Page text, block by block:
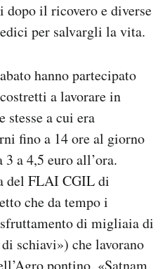
dopo il ricovero e diverse
per salvargli la vita.
hanno partecipato
a lavorare in
a cui era
fino a 14 ore al giorno
3 a 4,5 euro all’ora.
del FLAI CGIL di
che da tempo i
di migliaia di
schiavi») che lavorano
pontino. «Satnam